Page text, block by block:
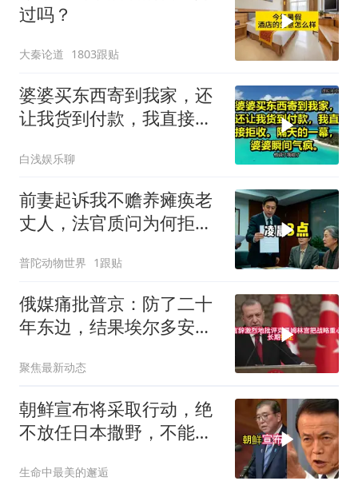
过吗？
大秦论道 1803跟贴
婆婆买东西寄到我家，还
让我货到付款，我直接拒
间气疯
白浅娱乐聊
前妻起诉我不赡养瘫痪老
丈人，法官质问为何拒不
普陀动物世界 1跟贴
俄媒痛批普京：防了二十
年东边，结果埃尔多安把
聚焦最新动态
朝鲜宣布将采取行动，绝
不放任日本撒野，不能让
生命中最美的邂逅